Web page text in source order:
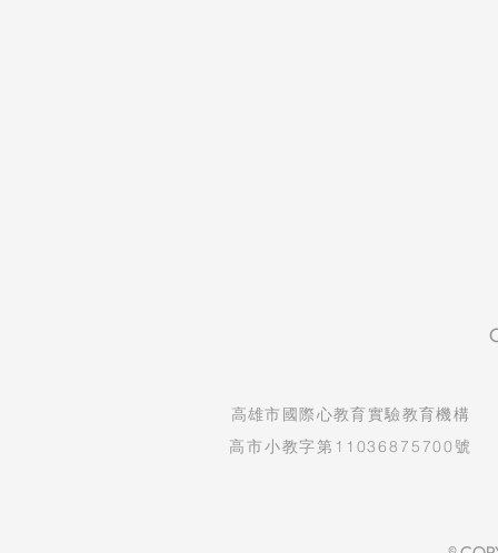
​高雄市國際心教育實驗教育機構
高市小教字第11036875700號